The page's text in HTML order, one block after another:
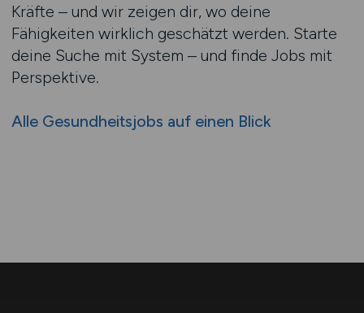
Kräfte – und wir zeigen dir, wo deine
Fähigkeiten wirklich geschätzt werden. Starte
deine Suche mit System – und finde Jobs mit
Perspektive.
Alle Gesundheitsjobs auf einen Blick